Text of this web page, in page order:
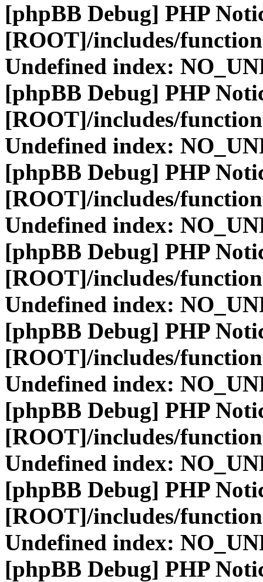
[phpBB Debug] PHP
[ROOT]/includes/
Undefined index:
[phpBB Debug] PHP
[ROOT]/includes/
Undefined index:
[phpBB Debug] PHP
[ROOT]/includes/
Undefined index:
[phpBB Debug] PHP
[ROOT]/includes/
Undefined index:
[phpBB Debug] PHP
[ROOT]/includes/
Undefined index:
[phpBB Debug] PHP
[ROOT]/includes/
Undefined index:
[phpBB Debug] PHP
[ROOT]/includes/
Undefined index:
[phpBB Debug] PHP